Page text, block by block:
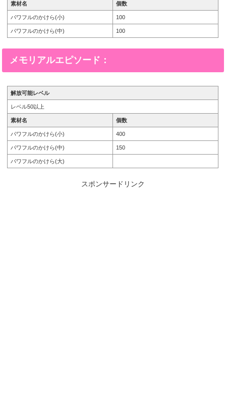
素材名 個数
パワフルのかけら(小) 100
パワフルのかけら(中) 100
メモリアルエピソード：
解放可能レベル
レベル50以上
素材名 個数
パワフルのかけら(小) 400
パワフルのかけら(中) 150
パワフルのかけら(大)
スポンサードリンク